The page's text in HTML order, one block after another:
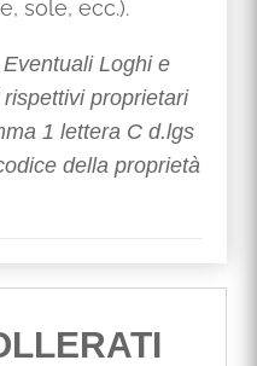
sole, ecc.).
Loghi e
proprietari
1 lettera C d.lgs
della proprietà